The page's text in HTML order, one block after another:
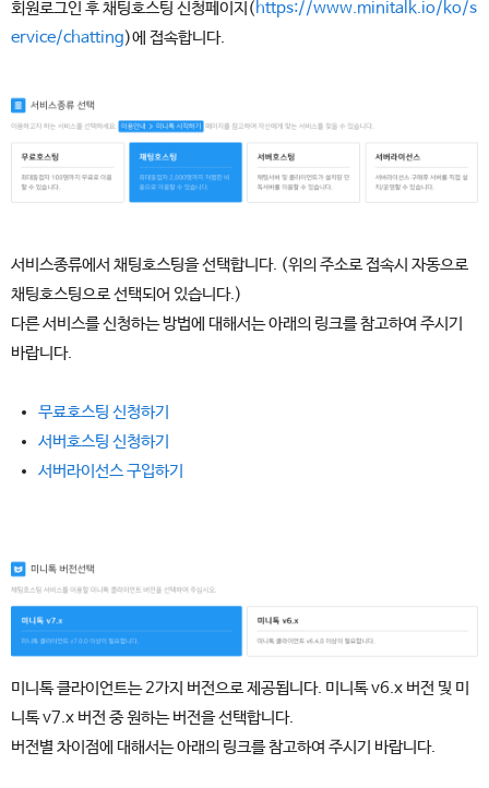
회원로그인 후 채팅호스팅 신청페이지(https://www.minitalk.io/ko/s
ervice/chatting)에 접속합니다.
서비스종류에서 채팅호스팅을 선택합니다. (위의 주소로 접속시 자동으로
채팅호스팅으로 선택되어 있습니다.)
다른 서비스를 신청하는 방법에 대해서는 아래의 링크를 참고하여 주시기
바랍니다.
무료호스팅 신청하기
서버호스팅 신청하기
서버라이선스 구입하기
미니톡 클라이언트는 2가지 버전으로 제공됩니다. 미니톡 v6.x 버전 및 미
니톡 v7.x 버전 중 원하는 버전을 선택합니다.
버전별 차이점에 대해서는 아래의 링크를 참고하여 주시기 바랍니다.